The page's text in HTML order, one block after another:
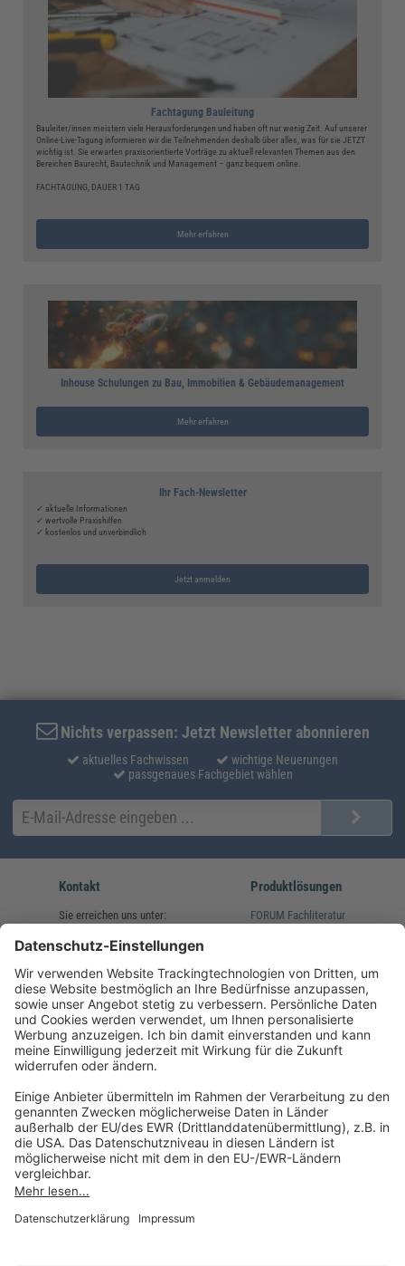
Fachtagung Bauleitung
Bauleiter/innen meistern viele Herausforderungen und haben oft nur wenig Zeit. Auf unserer
Online-Live-Tagung informieren wir die Teilnehmenden deshalb über alles, was für sie JETZT
wichtig ist. Sie erwarten praxisorientierte Vorträge zu aktuell relevanten Themen aus den
Bereichen Baurecht, Bautechnik und Management – ganz bequem online.
FACHTAGUNG, DAUER 1 TAG
Mehr erfahren
Inhouse Schulungen zu Bau, Immobilien & Gebäudemanagement
Mehr erfahren
Ihr Fach-Newsletter
✓ aktuelle Informationen
✓ wertvolle Praxishilfen
✓ kostenlos und unverbindlich
Jetzt anmelden
Nichts verpassen: Jetzt Newsletter abonnieren
aktuelles Fachwissen
wichtige Neuerungen
passgenaues Fachgebiet wählen
Kontakt
Sie erreichen uns unter:
(08233) 38 11 23
service@forum-verlag.com
Mo-Do 07:30 - 17:00 Uhr
Fr 07:30 - 15:00 Uhr
Produktlösungen
FORUM Fachliteratur
Folgen Sie uns
Impressum
Datenschutz